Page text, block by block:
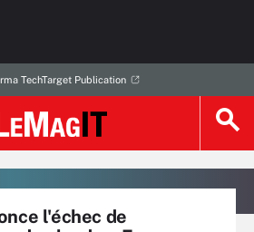
TechTarget Publication
l'échec de